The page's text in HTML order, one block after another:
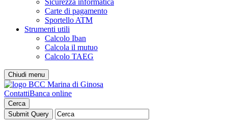
Sicurezza informatica
Carte di pagamento
Sportello ATM
Strumenti utili
Calcolo Iban
Calcola il mutuo
Calcolo TAEG
Chiudi menu
ContattiBanca online
Cerca